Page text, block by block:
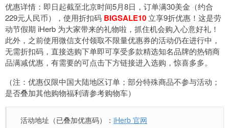
优惠详情：即日起截至北京时间5月8日，订单满30美金（约合
229元人民币），使用折扣码 BIGSALE10 立享9折优惠！这是劳
动节假期 iHerb 为大家带来的礼物啦，抓住机会购入心意好礼！
此外，之前使用微信支付领取不限量优惠券的活动仍在进行中，
无需折扣码，直接选购下单即可享受多款精选知名品牌的热销商
品满减优惠，有需要的可点击下方链接进入选购，惊喜多多。
（注：优惠仅限中国大陆地区订单；部分特殊商品不参与活动；
是否叠加其他购物福利请参考购物车）
活动地址（已叠加优惠码）： iHerb 官网